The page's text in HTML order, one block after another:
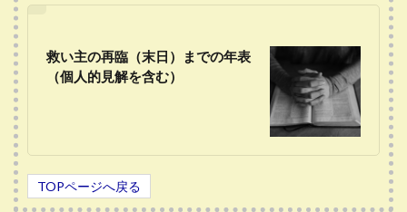
救い主の再臨（末日）までの年表
（個人的見解を含む）
TOPページへ戻る